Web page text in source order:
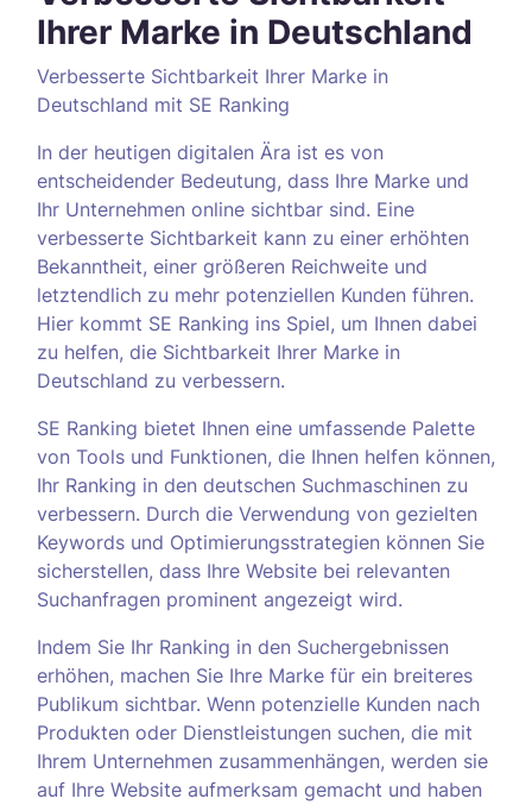
Ihrer Marke in Deutschland
Verbesserte Sichtbarkeit Ihrer Marke in
Deutschland mit SE Ranking
In der heutigen digitalen Ära ist es von
entscheidender Bedeutung, dass Ihre Marke und
Ihr Unternehmen online sichtbar sind. Eine
verbesserte Sichtbarkeit kann zu einer erhöhten
Bekanntheit, einer größeren Reichweite und
letztendlich zu mehr potenziellen Kunden führen.
Hier kommt SE Ranking ins Spiel, um Ihnen dabei
zu helfen, die Sichtbarkeit Ihrer Marke in
Deutschland zu verbessern.
SE Ranking bietet Ihnen eine umfassende Palette
von Tools und Funktionen, die Ihnen helfen können,
Ihr Ranking in den deutschen Suchmaschinen zu
verbessern. Durch die Verwendung von gezielten
Keywords und Optimierungsstrategien können Sie
sicherstellen, dass Ihre Website bei relevanten
Suchanfragen prominent angezeigt wird.
Indem Sie Ihr Ranking in den Suchergebnissen
erhöhen, machen Sie Ihre Marke für ein breiteres
Publikum sichtbar. Wenn potenzielle Kunden nach
Produkten oder Dienstleistungen suchen, die mit
Ihrem Unternehmen zusammenhängen, werden sie
auf Ihre Website aufmerksam gemacht und haben